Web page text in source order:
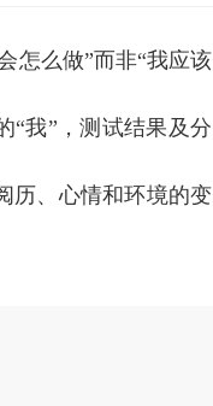
怎么做”而非“我应该
“我”，测试结果及分
历、心情和环境的变